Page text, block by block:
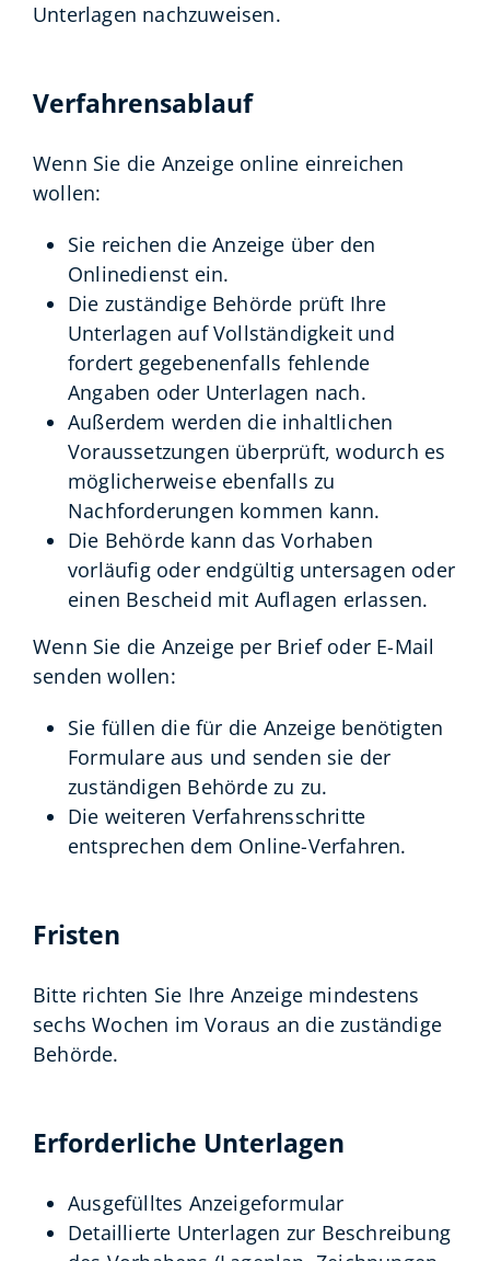
Unterlagen nachzuweisen.
Verfahrensablauf
Wenn Sie die Anzeige online einreichen
wollen:
Sie reichen die Anzeige über den
Onlinedienst ein.
Die zuständige Behörde prüft Ihre
Unterlagen auf Vollständigkeit und
fordert gegebenenfalls fehlende
Angaben oder Unterlagen nach.
Außerdem werden die inhaltlichen
Voraussetzungen überprüft, wodurch es
möglicherweise ebenfalls zu
Nachforderungen kommen kann.
Die Behörde kann das Vorhaben
vorläufig oder endgültig untersagen oder
einen Bescheid mit Auflagen erlassen.
Wenn Sie die Anzeige per Brief oder E-Mail
senden wollen:
Sie füllen die für die Anzeige benötigten
Formulare aus und senden sie der
zuständigen Behörde zu zu.
Die weiteren Verfahrensschritte
entsprechen dem Online-Verfahren.
Fristen
Bitte richten Sie Ihre Anzeige mindestens
sechs Wochen im Voraus an die zuständige
Behörde.
Erforderliche Unterlagen
Ausgefülltes Anzeigeformular
Detaillierte Unterlagen zur Beschreibung